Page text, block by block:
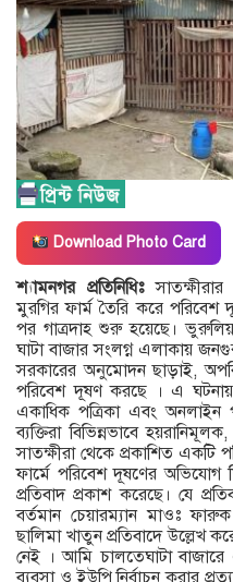
Download Photo Card
শ্যামনগর প্রতিনিধিঃসাতক্ষীরার
মুরগির ফার্ম তৈরি করে পরিবেশ
পর গাত্রদাহ শুরু হয়েছে।
ঘাটা বাজার সংলগ্ন এলাকায়
সরকারের অনুমোদন ছাড়াই,
পরিবেশ দূষণ করছে । এ
একাধিক পত্রিকা এবং অনলাইন
ব্যক্তিরা বিভিন্নভাবে
সাতক্ষীরা থেকে প্রকাশিত একটি
ফার্মে পরিবেশ দূষণের অভিযোগ
প্রতিবাদ প্রকাশ করেছে। যে
বর্তমান চেয়ারম্যান মাওঃ
ছালিমা খাতুন প্রতিবাদে উল্লেখ
নেই । আমি চালতেঘাটা